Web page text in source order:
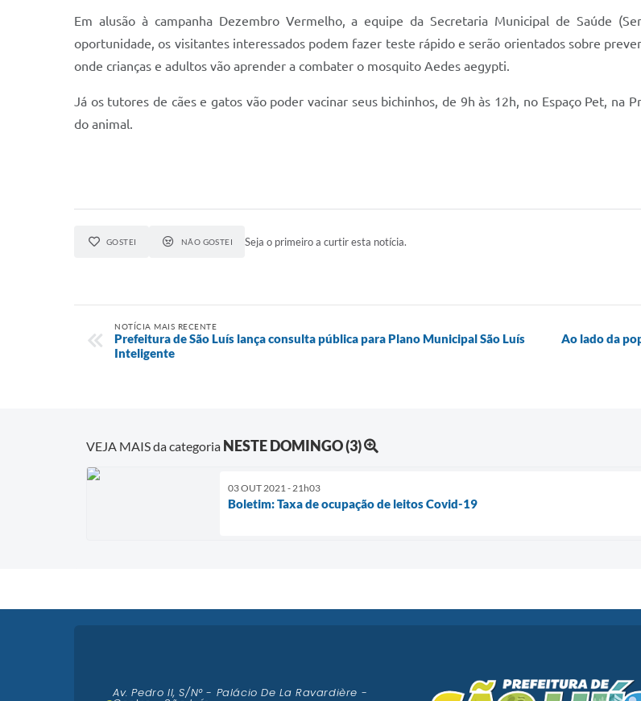
Em alusão à campanha Dezembro Vermelho, a equipe da Secretaria Municipal de Saúde
oportunidade, os visitantes interessados podem fazer teste rápido e serão orientados sobre
onde crianças e adultos vão aprender a combater o mosquito Aedes aegypti.
Já os tutores de cães e gatos vão poder vacinar seus bichinhos, de 9h às 12h, no Espaço Pet, na
do animal.
GOSTEI NÃO GOSTEI Seja o primeiro a curtir esta notícia.
NOTÍCIA MAIS RECENTE
Prefeitura de São Luís lança consulta pública para Plano Municipal São Luís
Inteligente
Ao lado da
VEJA MAIS da categoria NESTE DOMINGO (3)
03 OUT 2021 - 21h03
Boletim: Taxa de ocupação de leitos Covid-19
Av. Pedro II, S/N° - Palácio De La Ravardière -